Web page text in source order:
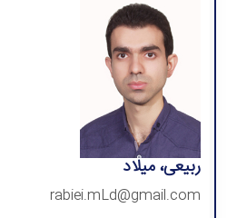
ربیعی، میلاد
rabiei.mLd@gmail.com